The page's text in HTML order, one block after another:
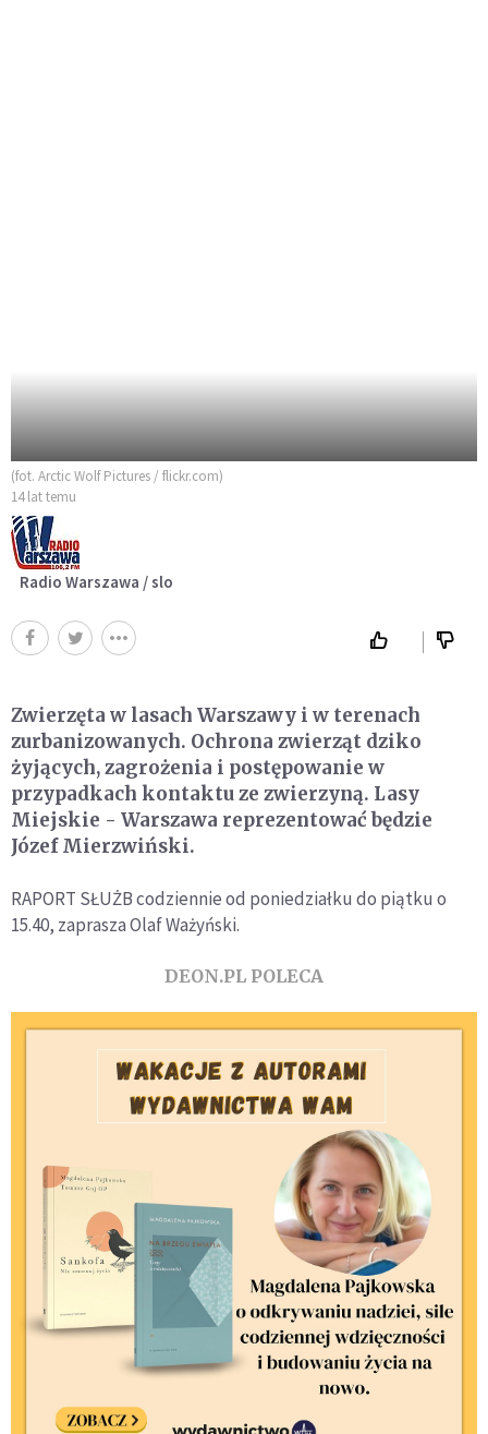
(fot. Arctic Wolf Pictures / flickr.com)
14 lat temu
Radio Warszawa / slo
Zwierzęta w lasach Warszawy i w terenach
zurbanizowanych. Ochrona zwierząt dziko
żyjących, zagrożenia i postępowanie w
przypadkach kontaktu ze zwierzyną. Lasy
Miejskie - Warszawa reprezentować będzie
Józef Mierzwiński.
RAPORT SŁUŻB codziennie od poniedziałku do piątku o
15.40, zaprasza Olaf Ważyński.
DEON.PL POLECA